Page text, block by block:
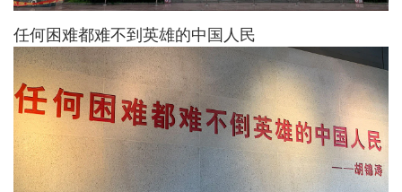
任何困难都难不到英雄的中国人民